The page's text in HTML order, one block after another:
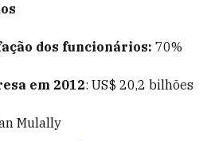
dos funcionários: 70%
em 2012: US$ 20,2 bilhões
Mulally